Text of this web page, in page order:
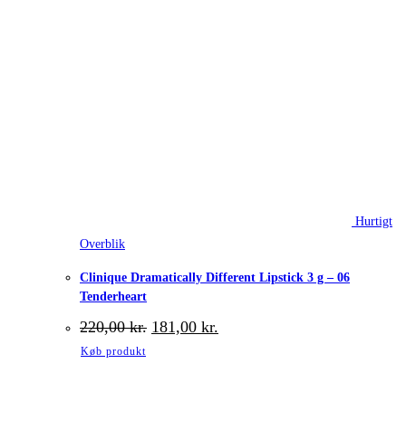
Hurtigt
Overblik
Clinique Dramatically Different Lipstick 3 g – 06
Tenderheart
220,00kr. Den
oprindelige
181,00 kr.
aktuelle
Køb produkt